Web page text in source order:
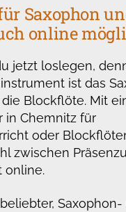
Saxophon
online
jetzt loslegen,
ist das
Blockflöte. Mit
in Chemnitz für
oder
zwischen
online.
Saxophon-